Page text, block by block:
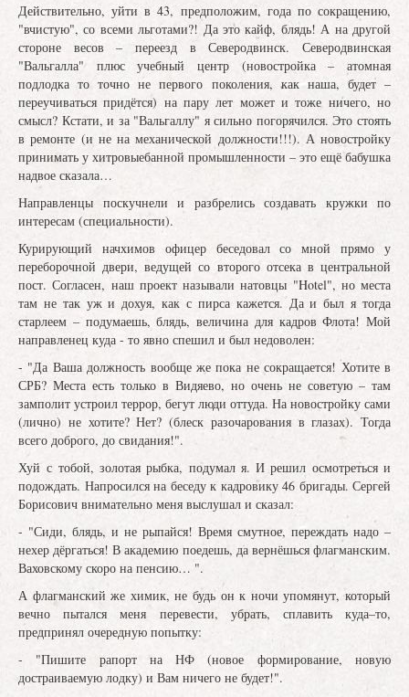
Действительно, уйти в 43, предположим, года по сокращению,
"вчистую", со всеми льготами?! Да это кайф, блядь! А на другой
стороне весов – переезд в Северодвинск. Северодвинская
"Вальгалла" плюс учебный центр (новостройка – атомная
подлодка то точно не первого поколения, как наша, будет –
переучиваться придётся) на пару лет может и тоже ничего, но
смысл? Кстати, и за "Вальгаллу" я сильно погорячился. Это стоять
в ремонте (и не на механической должности!!!). А новостройку
принимать у хитровыебанной промышленности – это ещё бабушка
надвое сказала…
Направленцы поскучнели и разбрелись создавать кружки по
интересам (специальности).
Курирующий начхимов офицер беседовал со мной прямо у
переборочной двери, ведущей со второго отсека в центральной
пост. Согласен, наш проект называли натовцы "Hotel", но места
там не так уж и дохуя, как с пирса кажется. Да и был я тогда
старлеем – подумаешь, блядь, величина для кадров Флота! Мой
направленец куда - то явно спешил и был недоволен:
- "Да Ваша должность вообще же пока не сокращается! Хотите в
СРБ? Места есть только в Видяево, но очень не советую – там
замполит устроил террор, бегут люди оттуда. На новостройку сами
(лично) не хотите? Нет? (блеск разочарования в глазах). Тогда
всего доброго, до свидания!".
Хуй с тобой, золотая рыбка, подумал я. И решил осмотреться и
подождать. Напросился на беседу к кадровику 46 бригады. Сергей
Борисович внимательно меня выслушал и сказал:
- "Сиди, блядь, и не рыпайся! Время смутное, переждать надо –
нехер дёргаться! В академию поедешь, да вернёшься флагманским.
Ваховскому скоро на пенсию… ".
А флагманский же химик, не будь он к ночи упомянут, который
вечно пытался меня перевести, убрать, сплавить куда–то,
предпринял очередную попытку:
- "Пишите рапорт на НФ (новое формирование, новую
достраиваемую лодку) и Вам ничего не будет!".